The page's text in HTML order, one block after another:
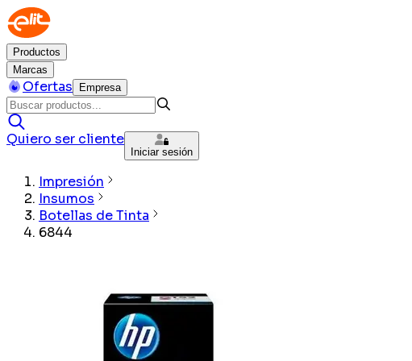
Productos
Marcas
Ofertas Empresa
Quiero ser cliente
Iniciar sesión
Impresión
Insumos
Botellas de Tinta
6844